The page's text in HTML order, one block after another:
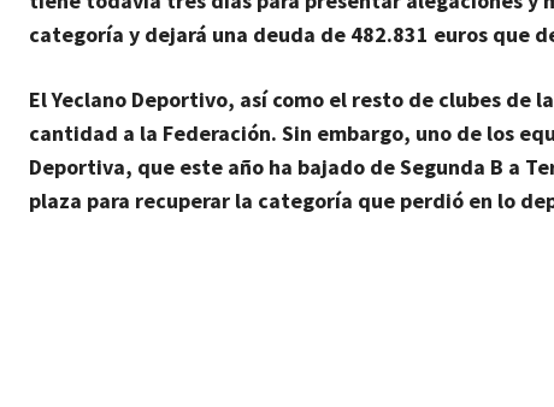
categoría y dejará una deuda de 482.831 euros que
El Yeclano Deportivo, así como el resto de clubes de
cantidad a la Federación. Sin embargo, uno de los
Deportiva, que este año ha bajado de Segunda B a
plaza para recuperar la categoría que perdió en lo